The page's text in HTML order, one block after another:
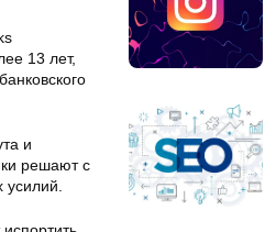
13 лет,
и
решают с
усилий.